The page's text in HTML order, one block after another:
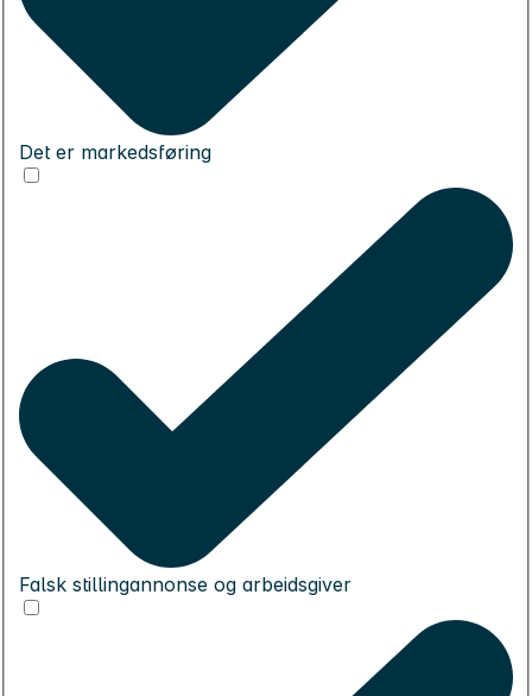
Det er markedsføring
Falsk stillingannonse og arbeidsgiver